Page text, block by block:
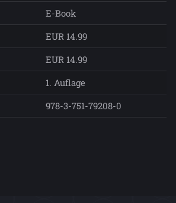
E-Book
EUR 14.99
EUR 14.99
1. Auflage
978-3-751-79208-0